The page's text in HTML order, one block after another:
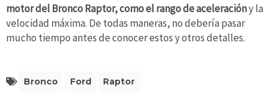
motor del Bronco Raptor, como el rango de aceleracióny la
velocidad máxima. De todas maneras, no debería pasar
mucho tiempo antes de conocer estos y otros detalles.
Bronco Ford Raptor